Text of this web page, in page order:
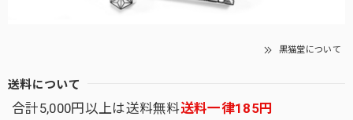
黒猫堂について
送料について
合計5,000円以上は送料無料送料一律185円